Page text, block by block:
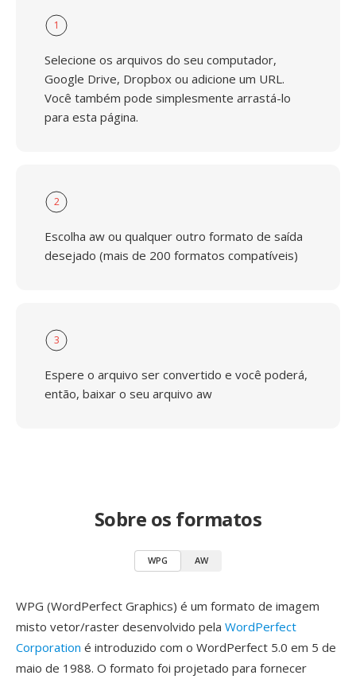
1
Selecione os arquivos do seu computador,
Google Drive, Dropbox ou adicione um URL.
Você também pode simplesmente arrastá-lo
para esta página.
2
Escolha aw ou qualquer outro formato de saída
desejado (mais de 200 formatos compatíveis)
3
Espere o arquivo ser convertido e você poderá,
então, baixar o seu arquivo aw
Sobre os formatos
WPG AW
WPG (WordPerfect Graphics) é um formato de imagem
misto vetor/raster desenvolvido pela WordPerfect
Corporation é introduzido com o WordPerfect 5.0 em 5 de
maio de 1988. O formato foi projetado para fornecer